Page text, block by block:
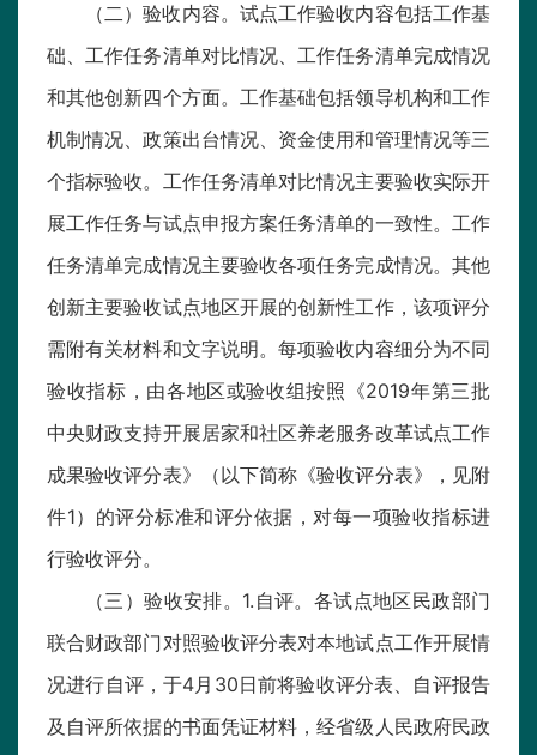
（二）验收内容。试点工作验收内容包括工作基
础、工作任务清单对比情况、工作任务清单完成情况
和其他创新四个方面。工作基础包括领导机构和工作
机制情况、政策出台情况、资金使用和管理情况等三
个指标验收。工作任务清单对比情况主要验收实际开
展工作任务与试点申报方案任务清单的一致性。工作
任务清单完成情况主要验收各项任务完成情况。其他
创新主要验收试点地区开展的创新性工作，该项评分
需附有关材料和文字说明。每项验收内容细分为不同
验收指标，由各地区或验收组按照《2019年第三批
中央财政支持开展居家和社区养老服务改革试点工作
成果验收评分表》（以下简称《验收评分表》，见附
件1）的评分标准和评分依据，对每一项验收指标进
行验收评分。
（三）验收安排。1.自评。各试点地区民政部门
联合财政部门对照验收评分表对本地试点工作开展情
况进行自评，于4月30日前将验收评分表、自评报告
及自评所依据的书面凭证材料，经省级人民政府民政